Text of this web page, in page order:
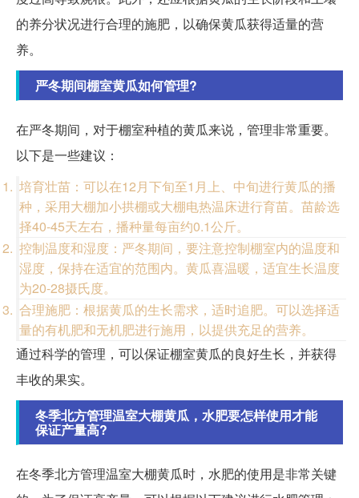
的养分状况进行合理的施肥，以确保黄瓜获得适量的营
养。
严冬期间棚室黄瓜如何管理?
在严冬期间，对于棚室种植的黄瓜来说，管理非常重要。
以下是一些建议：
培育壮苗：可以在12月下旬至1月上、中旬进行黄瓜的播
种，采用大棚加小拱棚或大棚电热温床进行育苗。苗龄选
择40-45天左右，播种量每亩约0.1公斤。
控制温度和湿度：严冬期间，要注意控制棚室内的温度和
湿度，保持在适宜的范围内。黄瓜喜温暖，适宜生长温度
为20-28摄氏度。
合理施肥：根据黄瓜的生长需求，适时追肥。可以选择适
量的有机肥和无机肥进行施用，以提供充足的营养。
通过科学的管理，可以保证棚室黄瓜的良好生长，并获得
丰收的果实。
冬季北方管理温室大棚黄瓜，水肥要怎样使用才能
保证产量高?
在冬季北方管理温室大棚黄瓜时，水肥的使用是非常关键